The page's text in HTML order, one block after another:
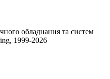
обладнання та систем
1999-2026